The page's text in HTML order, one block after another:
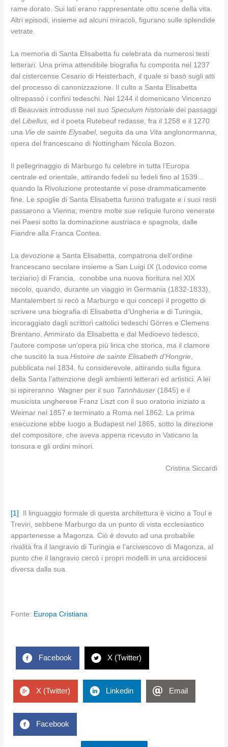
rame dorato. Sui lati erano rappresentate otto scene della vita.
Altri episodi, insieme ad alcuni miracoli, figurano sulle splendide
vetrate.
La memoria di Santa Elisabetta fu celebrata da numerosi testi
letterari. Una prima attendibile biografia fu composta nel 1237
dal cistercense Cesario di Heisterbach, il quale si basò sugli atti
del processo di canonizzazione. Il culto a Santa Elisabetta
oltrepassò i confini tedeschi. Nel 1244 il domenicano Vincenzo
di Beauvais introdusse nel suoSpeculum historiale dei passaggi
delLibellus, ed il poeta Rutebeuf redasse, fra il 1258 e il 1270
una Vie de sainte Elysabel, seguita da una Vitaanglonormanna,
opera del francescano di Nottingham Nicola Bozon.
Il pellegrinaggio di Marburgo fu celebre in tutta l’Europa
centrale ed orientale, attirando fedeli su fedeli fino al 1539…
quando la Rivoluzione protestante vi pose drammaticamente
fine. Le spoglie di Santa Elisabetta furono trafugate e i suoi resti
passarono a Vienna; mentre molte sue reliquie furono venerate
nei Paesi sotto la dominazione austriaca e spagnola, dalle
Fiandre alla Franca Contea.
La devozione a Santa Elisabetta, compatrona dell’ordine
francescano secolare insieme a San Luigi IX (Lodovico come
terziario) di Francia, conobbe una nuova fioritura nel XIX
secolo, quando, durante un viaggio in Germania (1832-1833),
Mantalembert si recò a Marburgo e qui concepì il progetto di
scrivere una biografia di Elisabetta d’Ungheria e di Turingia,
incoraggiato dagli scrittori cattolici tedeschi Görres e Clemens
Brentano. Ammirato da Elisabetta e dal Medioevo tedesco,
l’autore compose un’opera più lirica che storica, ma il clamore
che suscitò la suaHistoire de sainte Elisabeth d’Hongrie
pubblicata nel 1834, fu considerevole, attirando sulla figura
della Santa l’attenzione degli ambienti letterari ed artistici. A lei
si ispireranno Wagner per il suo Tannhäuser (1845) e il
musicista ungherese Franz Liszt con il suo oratorio iniziato a
Weimar nel 1857 e terminato a Roma nel 1862. La prima
esecuzione ebbe luogo a Budapest nel 1865, sotto la direzione
del compositore, che aveva appena ricevuto in Vaticano la
tonsura e gli ordini minori.
Cristina Siccardi
[1]
Il linguaggio formale di questa architettura è vicino a Toul e
Treviri, sebbene Marburgo da un punto di vista ecclesiastico
appartenesse a Magonza. Ciò è dovuto ad una probabile
rivalità fra il langravio di Turingia e l’arcivescovo di Magonza, al
punto che il langravio cercò i propri modelli in una arcidiocesi
diversa dalla sua.
Fonte: Europa Cristiana
Facebook X (Twitter)
X (Twitter) Linkedin Email
Facebook